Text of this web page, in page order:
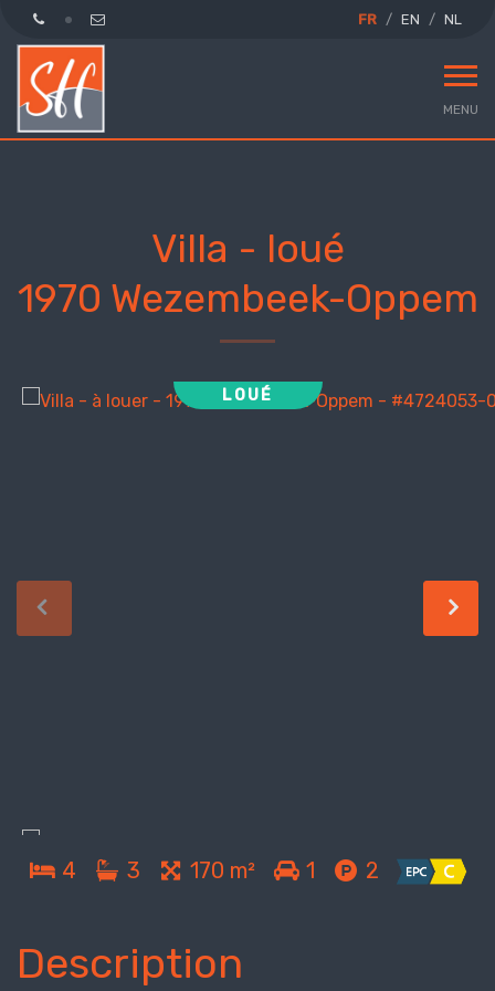
FR EN NL
MENU
Villa - loué
1970 Wezembeek-Oppem
LOUÉ
4 3 170 m² 1 2
Description